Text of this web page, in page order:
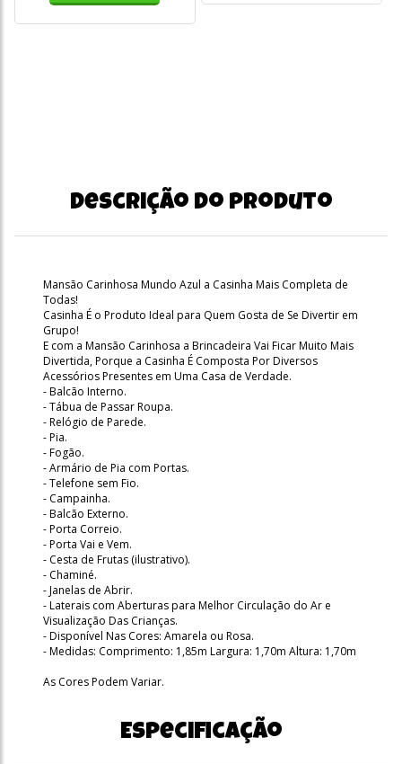
Descrição do produto
Mansão Carinhosa Mundo Azul a Casinha Mais Completa de
Todas!
Casinha É o Produto Ideal para Quem Gosta de Se Divertir em
Grupo!
E com a Mansão Carinhosa a Brincadeira Vai Ficar Muito Mais
Divertida, Porque a Casinha É Composta Por Diversos
Acessórios Presentes em Uma Casa de Verdade.
- Balcão Interno.
- Tábua de Passar Roupa.
- Relógio de Parede.
- Pia.
- Fogão.
- Armário de Pia com Portas.
- Telefone sem Fio.
- Campainha.
- Balcão Externo.
- Porta Correio.
- Porta Vai e Vem.
- Cesta de Frutas (ilustrativo).
- Chaminé.
- Janelas de Abrir.
- Laterais com Aberturas para Melhor Circulação do Ar e
Visualização Das Crianças.
- Disponível Nas Cores: Amarela ou Rosa.
- Medidas: Comprimento: 1,85m Largura: 1,70m Altura: 1,70m
As Cores Podem Variar.
Especificação